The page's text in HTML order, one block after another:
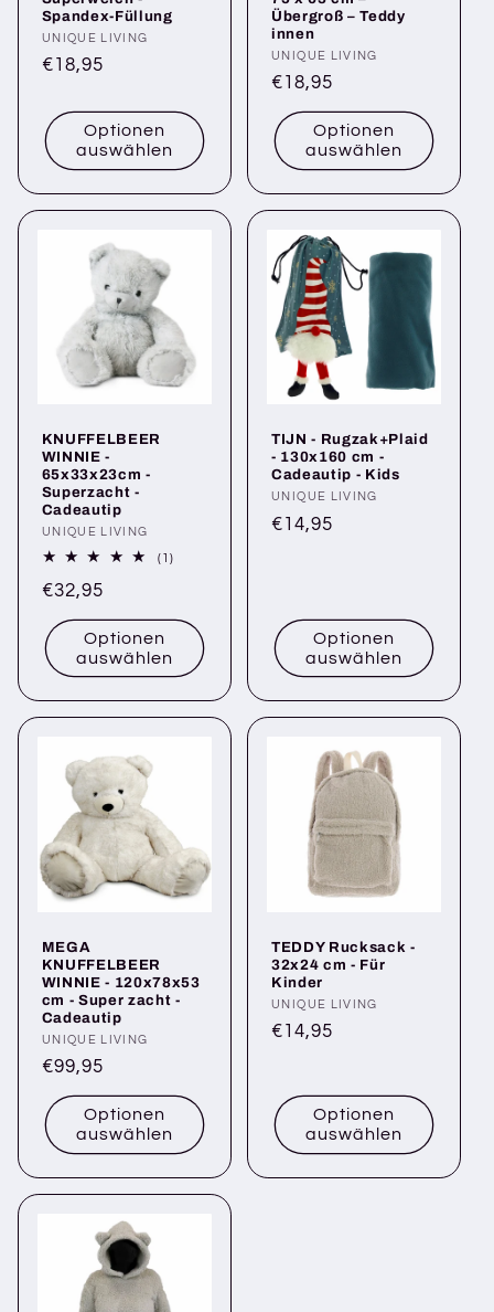
Spandex-Füllung
Anbieter:
UNIQUE LIVING
Normaler
€18,95
Optionen
auswählen
Übergroß – Teddy
innen
Anbieter:
UNIQUE LIVING
Normaler
Preis
€18,95
Optionen
auswählen
KNUFFELBEER
WINNIE -
65x33x23cm -
Superzacht -
Cadeautip
Anbieter:
UNIQUE LIVING
(1)1
Normaler
Preis
€32,95
Optionen
auswählen
TIJN - Rugzak+Plaid
- 130x160 cm -
Cadeautip - Kids
Anbieter:
UNIQUE LIVING
Normaler
€14,95
Optionen
auswählen
MEGA
KNUFFELBEER
WINNIE - 120x78x53
cm - Super zacht -
Cadeautip
Anbieter:
UNIQUE LIVING
Normaler
Preis
€99,95
Optionen
auswählen
TEDDY Rucksack -
32x24 cm - Für
Kinder
Anbieter:
UNIQUE LIVING
Normaler
€14,95
Optionen
auswählen